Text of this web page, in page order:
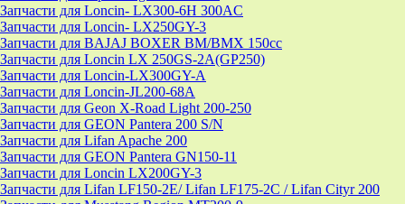
Запчасти для Loncin- LX300-6H 300AC
Запчасти для Loncin- LX250GY-3
Запчасти для BAJAJ BOXER BM/ВМX 150cc
Запчасти для Loncin LX 250GS-2A(GP250)
Запчасти для Loncin-LX300GY-A
Запчасти для Loncin-JL200-68A
Запчасти для Geon X-Road Light 200-250
Запчасти для GEON Pantera 200 S/N
Запчасти для Lifan Apache 200
Запчасти для GEON Pantera GN150-11
Запчасти для Loncin LX200GY-3
Запчасти для Lifan LF150-2E/ Lifan LF175-2C / Lifan Cityr 200